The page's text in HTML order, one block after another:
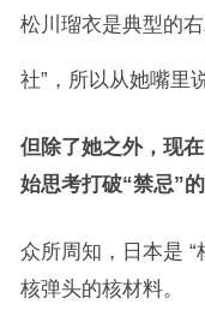
松川瑠衣是典型的
社”，所以从她嘴里
但除了她之外，现
始思考打破“禁忌”的
众所周知，日本是 “
核弹头的核材料。